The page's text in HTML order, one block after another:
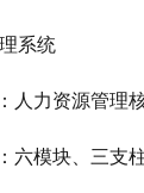
系统
力资源管理核
模块、三支